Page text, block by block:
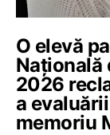
O elevă
Națională
2026
a
memoriu